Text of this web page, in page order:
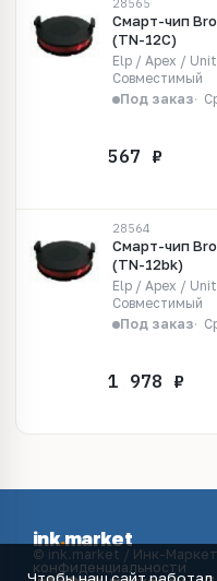
28565
Смарт-чип
(TN-12C)
Elp / Apex /
Совместимый
Под заказ
28564
Смарт-чип
(TN-12bk)
Elp / Apex /
Совместимый
Под заказ
ink.market
© ink.market / Инк-
конфиденциальности